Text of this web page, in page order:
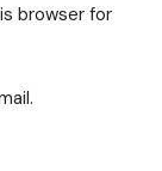
browser for